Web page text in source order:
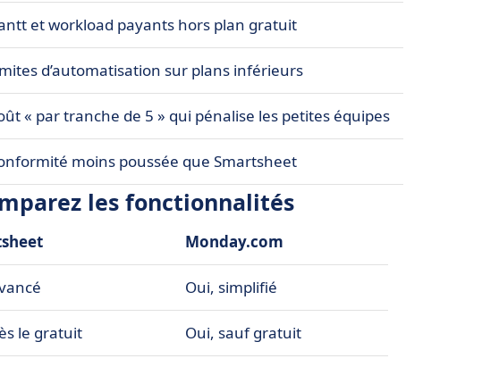
et workload payants hors plan gratuit
d’automatisation sur plans inférieurs
« par tranche de 5 » qui pénalise les petites équipes
moins poussée que Smartsheet
les fonctionnalités
Monday.com
Oui, simplifié
le gratuit Oui, sauf gratuit